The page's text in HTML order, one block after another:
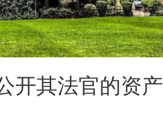
开其法官的资产